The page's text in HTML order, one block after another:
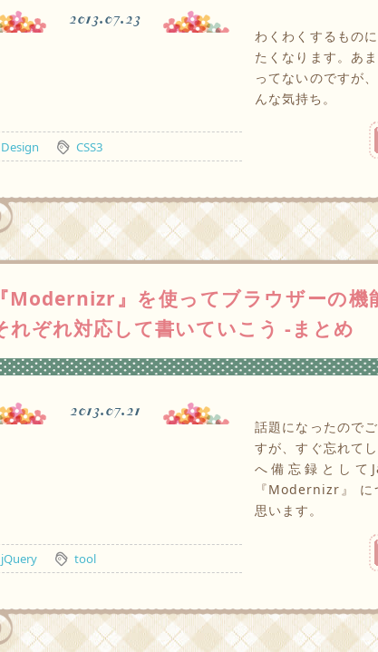
2013.07.23
わくわくするもの
たくなります。あ
ってないのですが
んな気持ち。
Design CSS3
『Modernizr』を使ってブラウザーの機
れぞれ対応して書いていこう -まとめ
2013.07.21
話題になったので
すが、すぐ忘れて
へ備忘録として
『Modernizr』 に
思います。
jQuery tool